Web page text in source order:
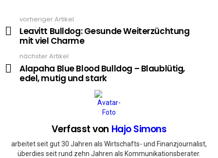
more
vorheriger Artikel
Leavitt Bulldog: Gesunde Weiterzüchtung
mit viel Charme
nächster Artikel
Alapaha Blue Blood Bulldog – Blaublütig,
edel, mutig und stark
Verfasst von Hajo Simons
arbeitet seit gut 30 Jahren als Wirtschafts- und Finanzjournalist,
überdies seit rund zehn Jahren als Kommunikationsberater.